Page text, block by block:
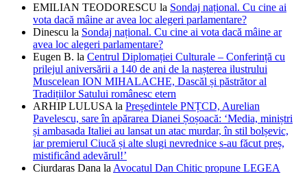
EMILIAN TEODORESCU la Sondaj național. Cu cine ai
vota dacă mâine ar avea loc alegeri parlamentare?
Dinescu la Sondaj național. Cu cine ai vota dacă mâine ar
avea loc alegeri parlamentare?
Eugen B. la Centrul Diplomației Culturale – Conferință cu
prilejul aniversării a 140 de ani de la nașterea ilustrului
Muscelean ION MIHALACHE, Dascăl și păstrător al
Tradițiilor Satului românesc etern
ARHIP LULUSA la Președintele PNȚCD, Aurelian
Pavelescu, sare în apărarea Dianei Șoșoacă: ‘Media, miniștri
și ambasada Italiei au lansat un atac murdar, în stil bolșevic,
iar premierul Ciucă și alte slugi nevrednice s-au făcut preș,
mistificând adevărul!’
Ciurdaras Dana la Avocatul Dan Chitic propune LEGEA